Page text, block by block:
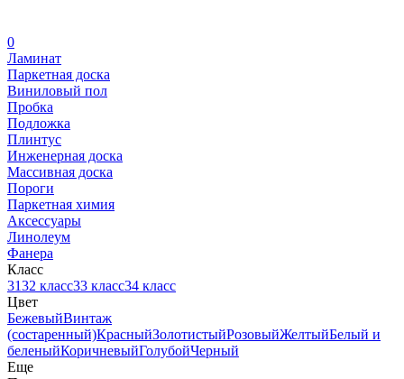
0
Ламинат
Паркетная доска
Виниловый пол
Пробка
Подложка
Плинтус
Инженерная доска
Массивная доска
Пороги
Паркетная химия
Аксессуары
Линолеум
Фанера
Класс
3132 класс33 класс34 класс
Цвет
БежевыйВинтаж
(состаренный)КрасныйЗолотистыйРозовыйЖелтыйБелый и
беленыйКоричневыйГолубойЧерный
Еще